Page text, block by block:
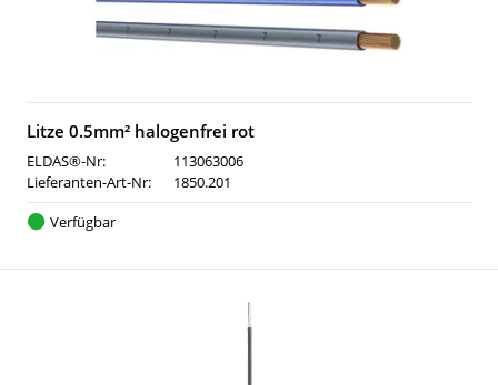
Litze 0.5mm² halogenfrei rot
ELDAS®-Nr:
113063006
Lieferanten-Art-Nr:
1850.201
Verfügbar